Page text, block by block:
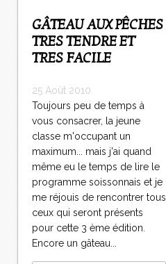
GÂTEAU AUX PÊCHES
TRES TENDRE ET
TRES FACILE
25 Août 2010
Toujours peu de temps à
vous consacrer, la jeune
classe m'occupant un
maximum... mais j'ai quand
même eu le temps de lire le
programme soissonnais et je
me réjouis de rencontrer tous
ceux qui seront présents
pour cette 3 ème édition.
Encore un gâteau...